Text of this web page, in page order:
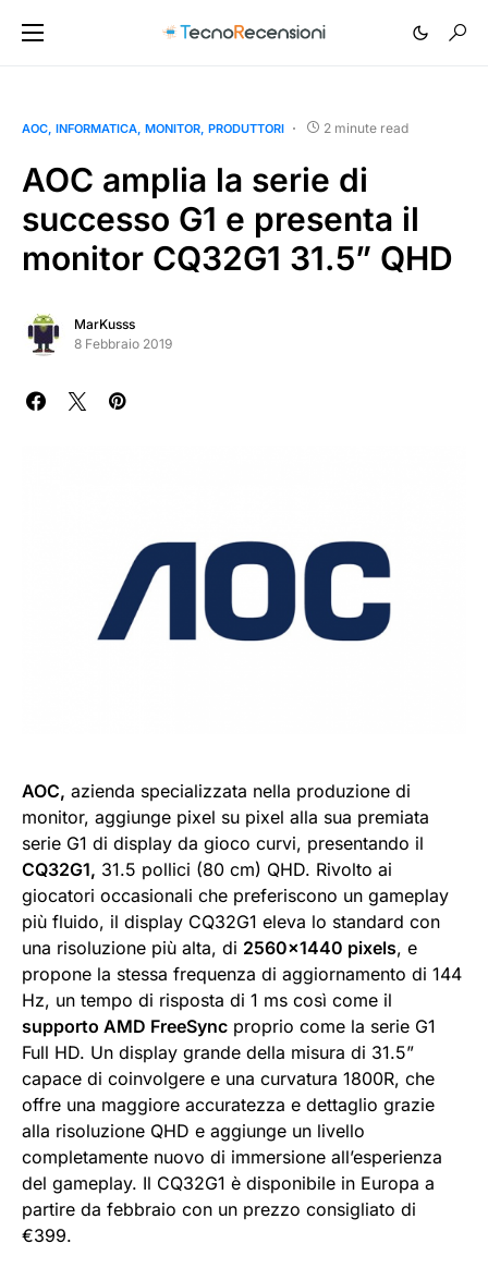
AOC INFORMATICA MONITOR PRODUTTORI 2 minute read
AOC amplia la serie di
successo G1 e presenta il
monitor CQ32G1 31.5” QHD
MarKusss
8 Febbraio 2019
AOC, azienda specializzata nella produzione di
monitor, aggiunge pixel su pixel alla sua premiata
serie G1 di display da gioco curvi, presentando il
CQ32G1, 31.5 pollici (80 cm) QHD. Rivolto ai
giocatori occasionali che preferiscono un gameplay
più fluido, il display CQ32G1 eleva lo standard con
una risoluzione più alta, di 2560×1440 pixels, e
propone la stessa frequenza di aggiornamento di 144
Hz, un tempo di risposta di 1 ms così come il
supporto AMD FreeSync proprio come la serie G1
Full HD. Un display grande della misura di 31.5”
capace di coinvolgere e una curvatura 1800R, che
offre una maggiore accuratezza e dettaglio grazie
alla risoluzione QHD e aggiunge un livello
completamente nuovo di immersione all’esperienza
del gameplay. Il CQ32G1 è disponibile in Europa a
partire da febbraio con un prezzo consigliato di
€399.